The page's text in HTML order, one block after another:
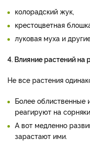
колорадский жук,
крестоцветная
луковая муха и
4. Влияние растений на
Не все растения
Более облиственные
реагируют на
А вот медленно
зарастают ими.